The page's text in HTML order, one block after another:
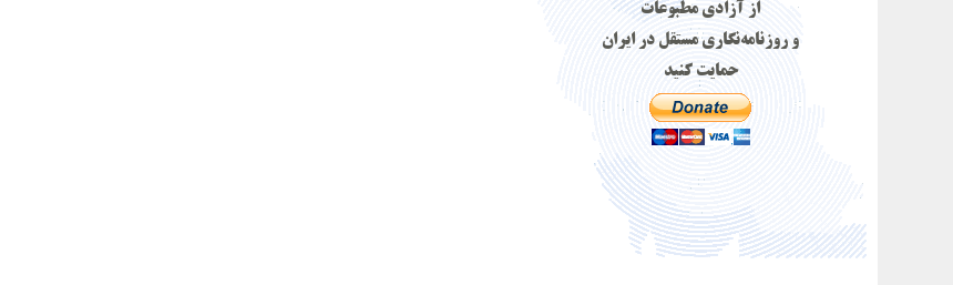
از آزادی مطبوعات
و روزنامه‌نگاری مستقل در ایران
حمایت کنید